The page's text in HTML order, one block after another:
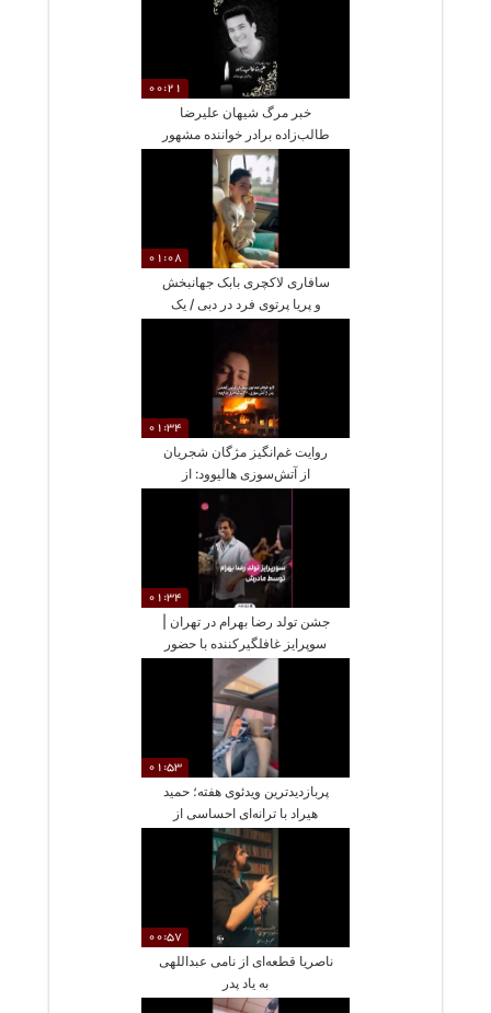
00:21
خبر مرگ شیهان علیرضا
طالب‌زاده برادر خواننده مشهور
01:08
سافاری لاکچری بابک جهانبخش
و پریا پرتوی فرد در دبی / یک
01:34
روایت غم‌انگیز مژگان شجریان
از آتش‌سوزی هالیوود: از
بازسازی زندگی‌اش
01:34
جشن تولد رضا بهرام در تهران |
سوپرایز غافلگیرکننده با حضور
مادرش روی صحنه و لحظات
پرشور
01:53
پربازدیدترین ویدئوی هفته؛ حمید
هیراد با ترانه‌ای احساسی از
مادرش می‌گوید
00:57
ناصریا قطعه‌ای از نامی عبداللهی
به یاد پدر